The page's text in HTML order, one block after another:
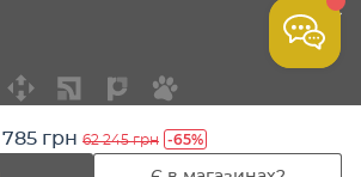
785 грн 62 245 грн -65%